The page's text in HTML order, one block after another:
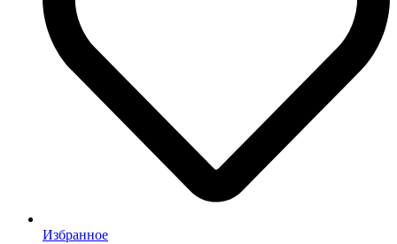
Избранное